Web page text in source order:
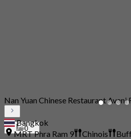
0
Nan Yuan Chinese Restaurant
Bangkok
MRT Phra Ram 9
Chinois